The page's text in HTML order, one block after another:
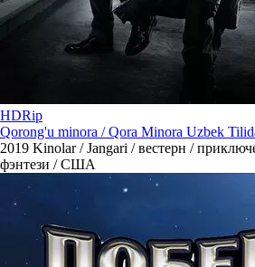
HDRip
Qorong'u minora / Qora Minora Uzbek
2019 Kinolar / Jangari / вестерн /
фэнтези / США